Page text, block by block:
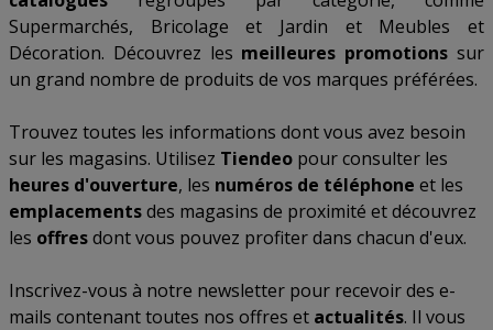
Supermarchés, Bricolage et Jardin et Meubles et
Décoration. Découvrez les meilleures promotions sur
un grand nombre de produits de vos marques préférées.
Trouvez toutes les informations dont vous avez besoin
sur les magasins. Utilisez Tiendeo pour consulter les
heures d'ouverture, les numéros de téléphone et les
emplacementsdes magasins de proximité et découvrez
les offresdont vous pouvez profiter dans chacun d'eux.
Inscrivez-vous à notre newsletter pour recevoir des e-
mails contenant toutes nos offres et actualités. Il vous